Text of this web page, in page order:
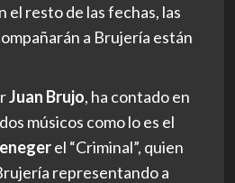
el resto de las fechas, las
a Brujería están
Juan Brujo, ha contado en
músicos como lo es el
el “Criminal”, quien
representando a